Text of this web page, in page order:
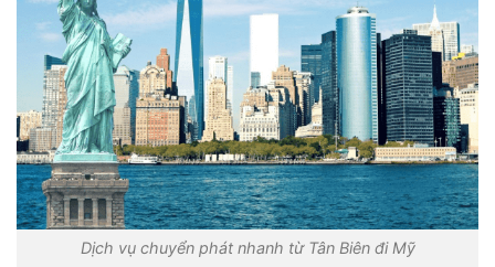
Dịch vụ chuyển phát nhanh từ Tân Biên đi Mỹ